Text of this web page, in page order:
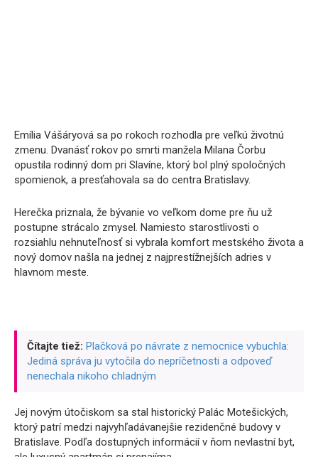
Emília Vášáryová sa po rokoch rozhodla pre veľkú životnú
zmenu. Dvanásť rokov po smrti manžela Milana Čorbu
opustila rodinný dom pri Slavíne, ktorý bol plný spoločných
spomienok, a presťahovala sa do centra Bratislavy.
Herečka priznala, že bývanie vo veľkom dome pre ňu už
postupne strácalo zmysel. Namiesto starostlivosti o
rozsiahlu nehnuteľnosť si vybrala komfort mestského života a
nový domov našla na jednej z najprestížnejších adries v
hlavnom meste.
Čítajte tiež: Plačková po návrate z nemocnice vybuchla:
Jediná správa ju vytočila do nepríčetnosti a odpoveď
nenechala nikoho chladným
Jej novým útočiskom sa stal historický Palác Motešických,
ktorý patrí medzi najvyhľadávanejšie rezidenčné budovy v
Bratislave. Podľa dostupných informácií v ňom nevlastní byt,